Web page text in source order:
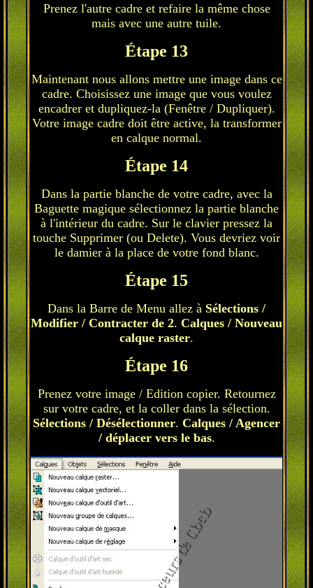
Prenez l'autre cadre et refaire la même chose
mais avec une autre tuile.
Étape 13
Maintenant nous allons mettre une image dans ce
cadre. Choisissez une image que vous voulez
encadrer et dupliquez-la (Fenêtre / Dupliquer).
Votre image cadre doit être active, la transformer
en calque normal.
Étape 14
Dans la partie blanche de votre cadre, avec la
Baguette magique sélectionnez la partie blanche
à l'intérieur du cadre. Sur le clavier pressez la
touche Supprimer (ou Delete). Vous devriez voir
le damier à la place de votre fond blanc.
Étape 15
Dans la Barre de Menu allez à Sélections /
Modifier / Contracter de 2. Calques / Nouveau
calque raster.
Étape 16
Prenez votre image / Edition copier. Retournez
sur votre cadre, et la coller dans la sélection.
Sélections / Désélectionner. Calques / Agencer
/ déplacer vers le bas.